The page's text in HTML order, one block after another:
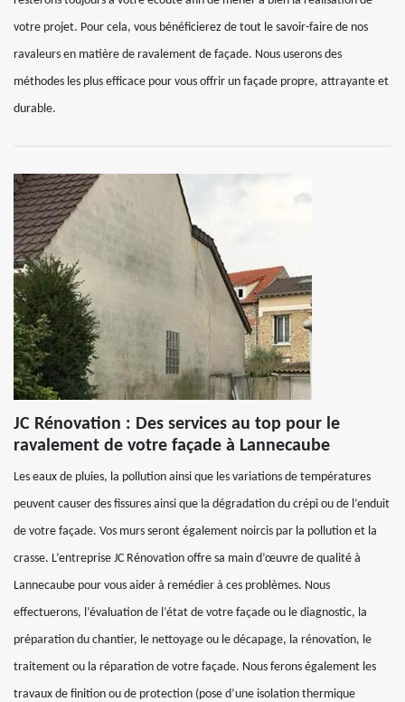
votre projet. Pour cela, vous bénéficierez de tout le savoir-faire de nos
ravaleurs en matière de ravalement de façade. Nous userons des
méthodes les plus efficace pour vous offrir un façade propre, attrayante et
durable.
JC Rénovation : Des services au top pour le
ravalement de votre façade à Lannecaube
Les eaux de pluies, la pollution ainsi que les variations de températures
peuvent causer des fissures ainsi que la dégradation du crépi ou de l’enduit
de votre façade. Vos murs seront également noircis par la pollution et la
crasse. L’entreprise JC Rénovation offre sa main d’œuvre de qualité à
Lannecaube pour vous aider à remédier à ces problèmes. Nous
effectuerons, l’évaluation de l’état de votre façade ou le diagnostic, la
préparation du chantier, le nettoyage ou le décapage, la rénovation, le
traitement ou la réparation de votre façade. Nous ferons également les
travaux de finition ou de protection (pose d’une isolation thermique